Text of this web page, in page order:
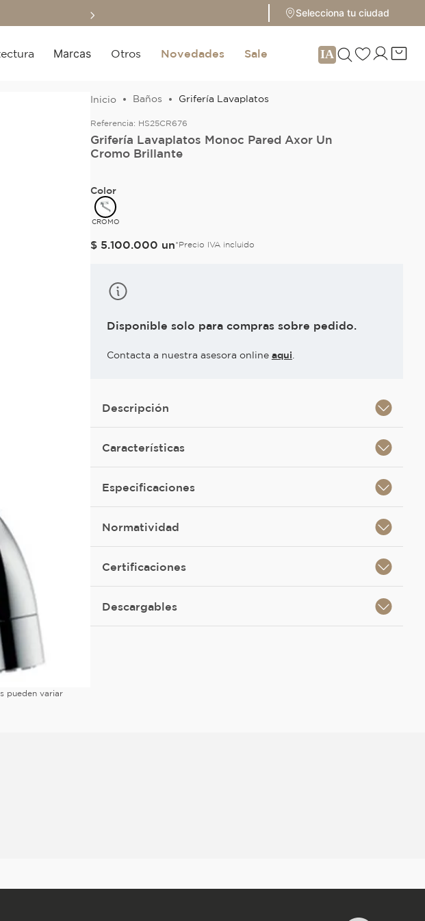
Selecciona tu ciudad
Marcas Otros Novedades Sale
pueden variar
Baños Grifería Lavaplatos
Referencia: HS25CR676
Grifería Lavaplatos Monoc Pared Axor Un
Cromo Brillante
Color
CROMO
$ 5.100.000 un*Precio IVA incluido
Disponible solo para compras sobre pedido.
Contacta a nuestra asesora online aqui
Descripción
Características
Especificaciones
Normatividad
Certificaciones
Descargables